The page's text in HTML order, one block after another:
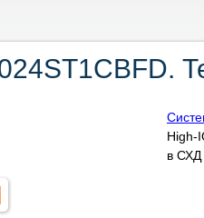
High-
в СХД